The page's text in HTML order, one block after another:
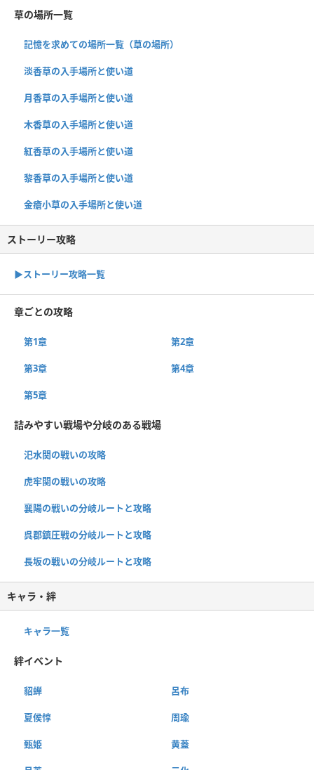
草の場所一覧
記憶を求めての場所一覧（草の場所）
淡香草の入手場所と使い道
月香草の入手場所と使い道
木香草の入手場所と使い道
紅香草の入手場所と使い道
黎香草の入手場所と使い道
金瘡小草の入手場所と使い道
ストーリー攻略
▶︎ストーリー攻略一覧
章ごとの攻略
第1章 第2章
第3章 第4章
第5章
詰みやすい戦場や分岐のある戦場
汜水関の戦いの攻略
虎牢関の戦いの攻略
襄陽の戦いの分岐ルートと攻略
呉郡鎮圧戦の分岐ルートと攻略
長坂の戦いの分岐ルートと攻略
キャラ・絆
キャラ一覧
絆イベント
貂蝉 呂布
夏侯惇 周瑜
甄姫 黄蓋